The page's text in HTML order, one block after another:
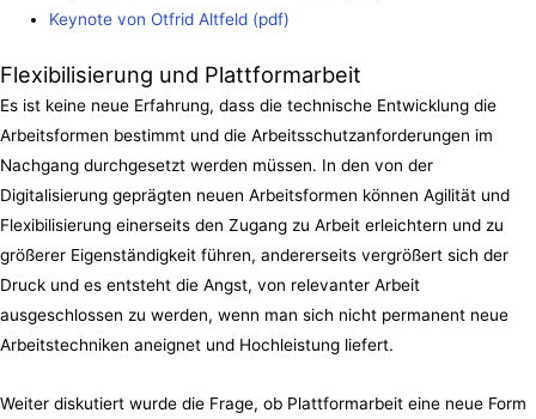
Keynote von Otfrid Altfeld (pdf)
Flexibilisierung und Plattformarbeit
Es ist keine neue Erfahrung, dass die technische Entwicklung die
Arbeitsformen bestimmt und die Arbeitsschutzanforderungen im
Nachgang durchgesetzt werden müssen. In den von der
Digitalisierung geprägten neuen Arbeitsformen können Agilität und
Flexibilisierung einerseits den Zugang zu Arbeit erleichtern und zu
größerer Eigenständigkeit führen, andererseits vergrößert sich der
Druck und es entsteht die Angst, von relevanter Arbeit
ausgeschlossen zu werden, wenn man sich nicht permanent neue
Arbeitstechniken aneignet und Hochleistung liefert.
Weiter diskutiert wurde die Frage, ob Plattformarbeit eine neue Form